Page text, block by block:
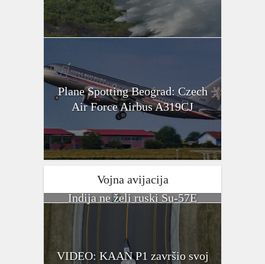
Plane Spotting Beograd: Czech
Air Force Airbus A319CJ
Vojna avijacija
Indija ne želi ruski Su-57E
VIDEO: KAAN P1 završio svoj